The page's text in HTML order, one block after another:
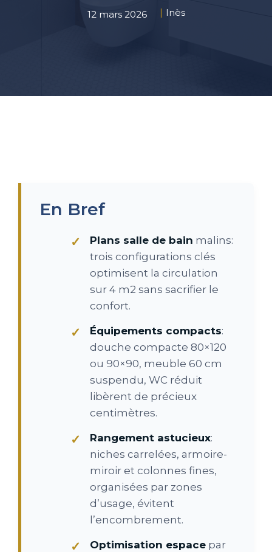
12 mars 2026 Inès
En Bref
Plans salle de bain malins:
trois configurations clés
optimisent la circulation
sur 4 m2 sans sacrifier le
confort.
Équipements compacts:
douche compacte 80×120
ou 90×90, meuble 60 cm
suspendu, WC réduit
libèrent de précieux
centimètres.
Rangement astucieux:
niches carrelées, armoire-
miroir et colonnes fines,
organisées par zones
d’usage, évitent
l’encombrement.
Optimisation espace par